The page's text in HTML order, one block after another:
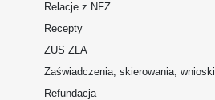
Relacje z NFZ
Recepty
ZUS ZLA
Zaświadczenia, skierowania, wnioski
Refundacja